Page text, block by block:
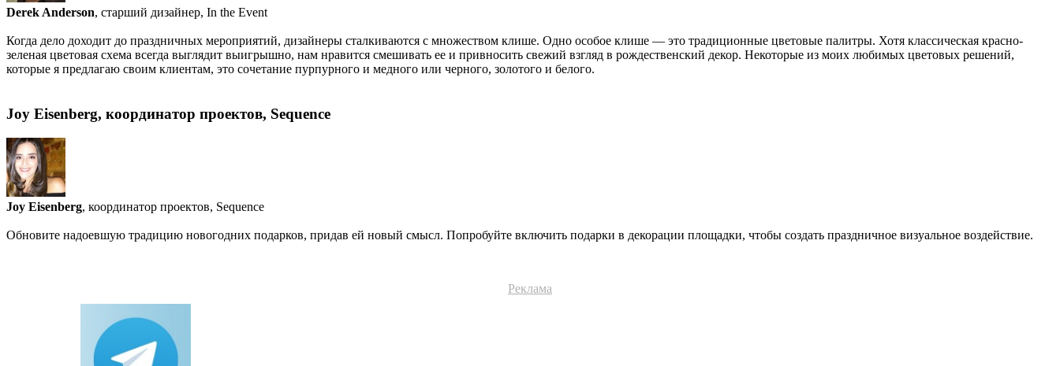
Derek Anderson, старший дизайнер, In the Event
Когда дело доходит до праздничных мероприятий, дизайнеры сталкиваются с множеством клише. Одно особое клише — это традиционные цветовые палитры. Хотя классическая красно-
зеленая цветовая схема всегда выглядит выигрышно, нам нравится смешивать ее и привносить свежий взгляд в рождественский декор. Некоторые из моих любимых цветовых решений,
которые я предлагаю своим клиентам, это сочетание пурпурного и медного или черного, золотого и белого.
Joy Eisenberg, координатор проектов, Sequence
Joy Eisenberg, координатор проектов, Sequence
Обновите надоевшую традицию новогодних подарков, придав ей новый смысл. Попробуйте включить подарки в декорации площадки, чтобы создать праздничное визуальное воздействие.
Реклама